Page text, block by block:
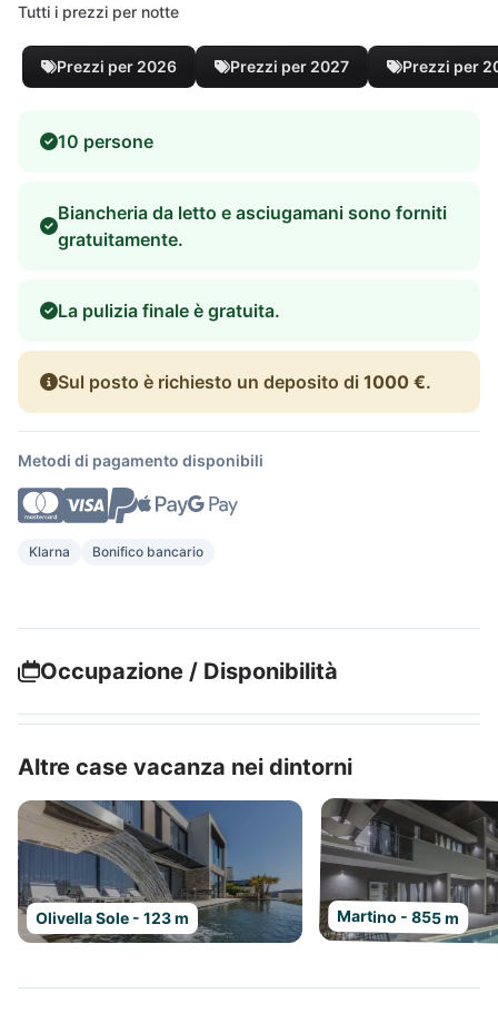
Tutti i prezzi per notte
Prezzi per 2026 Prezzi per 2027 Prezzi per
10 persone
Biancheria da letto e asciugamani sono forniti
gratuitamente.
La pulizia finale è gratuita.
Sul posto è richiesto un deposito di 1000 €.
Metodi di pagamento disponibili
Klarna Bonifico bancario
Occupazione / Disponibilità
Altre case vacanza nei dintorni
Olivella Sole - 123 m Martino - 855 m